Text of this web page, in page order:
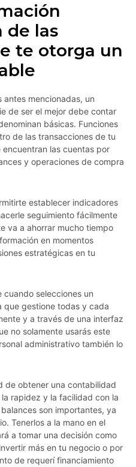
de las
te otorga un
mencionadas, un
de ser el mejor debe contar
básicas. Funciones
de las transacciones de tu
las cuentas por
y operaciones de compra
establecer indicadores
seguimiento fácilmente
va a ahorrar mucho tiempo
en momentos
estratégicas en tu
cuando selecciones un
que gestione todas y cada
y a través de una interfaz
no solamente usarás este
administrativo también lo
de obtener una contabilidad
rapidez y la facilidad con la
son importantes, ya
Tenerlos a la mano en el
a tomar una decisión como
más en tu negocio o por
de requerí financiamiento